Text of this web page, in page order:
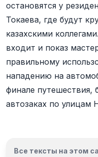
остановятся у
Токаева, где будут
казахскими
входит и показ
правильному
нападению на
финале путешествия,
автозаках по улицам
Все тексты на этом